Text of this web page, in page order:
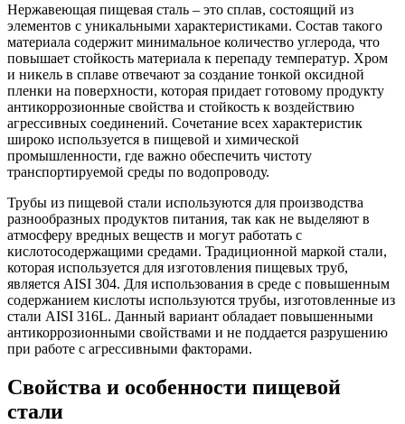
Нержавеющая пищевая сталь – это сплав, состоящий из
элементов с уникальными характеристиками. Состав такого
материала содержит минимальное количество углерода, что
повышает стойкость материала к перепаду температур. Хром
и никель в сплаве отвечают за создание тонкой оксидной
пленки на поверхности, которая придает готовому продукту
антикоррозионные свойства и стойкость к воздействию
агрессивных соединений. Сочетание всех характеристик
широко используется в пищевой и химической
промышленности, где важно обеспечить чистоту
транспортируемой среды по водопроводу.
Трубы из пищевой стали используются для производства
разнообразных продуктов питания, так как не выделяют в
атмосферу вредных веществ и могут работать с
кислотосодержащими средами. Традиционной маркой стали,
которая используется для изготовления пищевых труб,
является AISI 304. Для использования в среде с повышенным
содержанием кислоты используются трубы, изготовленные из
стали AISI 316L. Данный вариант обладает повышенными
антикоррозионными свойствами и не поддается разрушению
при работе с агрессивными факторами.
Свойства и особенности пищевой
стали